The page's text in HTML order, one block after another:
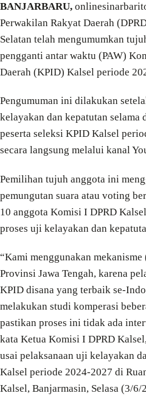
BANJARBARU,
Perwakilan Rakyat Daerah
Selatan telah mengumumkan
pengganti antar waktu (PAW)
Daerah (KPID) Kalsel periode
Pengumuman ini dilakukan
kelayakan dan kepatutan selama
peserta seleksi KPID Kalsel
secara langsung melalui kanal
Pemilihan tujuh anggota ini
pemungutan suara atau voting
10 anggota Komisi I DPRD
proses uji kelayakan dan
“Kami menggunakan
Provinsi Jawa Tengah, karena
KPID disana yang terbaik se-
melakukan studi komperasi
pastikan proses ini tidak ada
kata Ketua Komisi I DPRD
usai pelaksanaan uji kelayakan
Kalsel periode 2024-2027 di
Kalsel, Banjarmasin, Selasa (3/6/